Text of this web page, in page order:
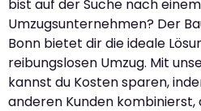
bist auf der Suche nach
Umzugsunternehmen? Der
Bonn bietet dir die ideale
reibungslosen Umzug. Mit
kannst du Kosten sparen,
anderen Kunden kombinierst,